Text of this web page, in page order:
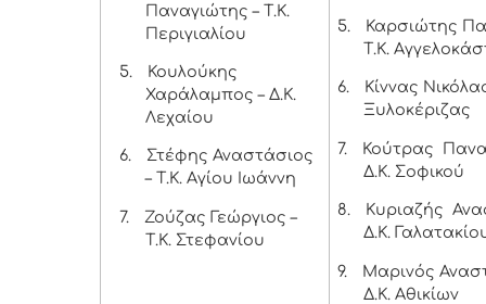
Παναγιώτης – Τ.Κ.
Περιγιαλίου
5.
Κουλούκης
Χαράλαμπος – Δ.Κ.
Λεχαίου
6.
Στέφης Αναστάσιος
– Τ.Κ. Αγίου Ιωάννη
7.
Ζούζας Γεώργιος –
Τ.Κ. Στεφανίου
5.
Καρσιώτης
Τ.Κ.
6.
Κίννας
Ξυλοκέριζας
7.
Κούτρας
Δ.Κ. Σοφικού
8.
Κυριαζής
Δ.Κ.
9.
Μαρινός
Δ.Κ. Αθικίων